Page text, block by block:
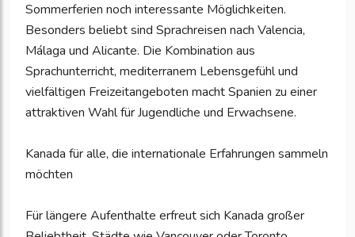
Sommerferien noch interessante Möglichkeiten.
Besonders beliebt sind Sprachreisen nach Valencia,
Málaga und Alicante. Die Kombination aus
Sprachunterricht, mediterranem Lebensgefühl und
vielfältigen Freizeitangeboten macht Spanien zu einer
attraktiven Wahl für Jugendliche und Erwachsene.
Kanada für alle, die internationale Erfahrungen sammeln
möchten
Für längere Aufenthalte erfreut sich Kanada großer